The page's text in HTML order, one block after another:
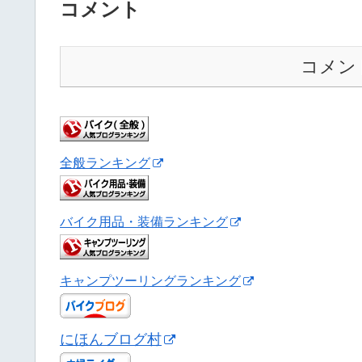
コメント
コメン
全般ランキング
バイク用品・装備ランキング
キャンプツーリングランキング
にほんブログ村